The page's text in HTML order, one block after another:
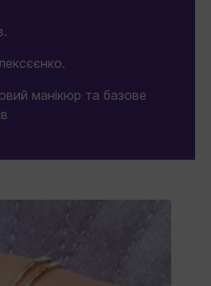
манікюр та базове